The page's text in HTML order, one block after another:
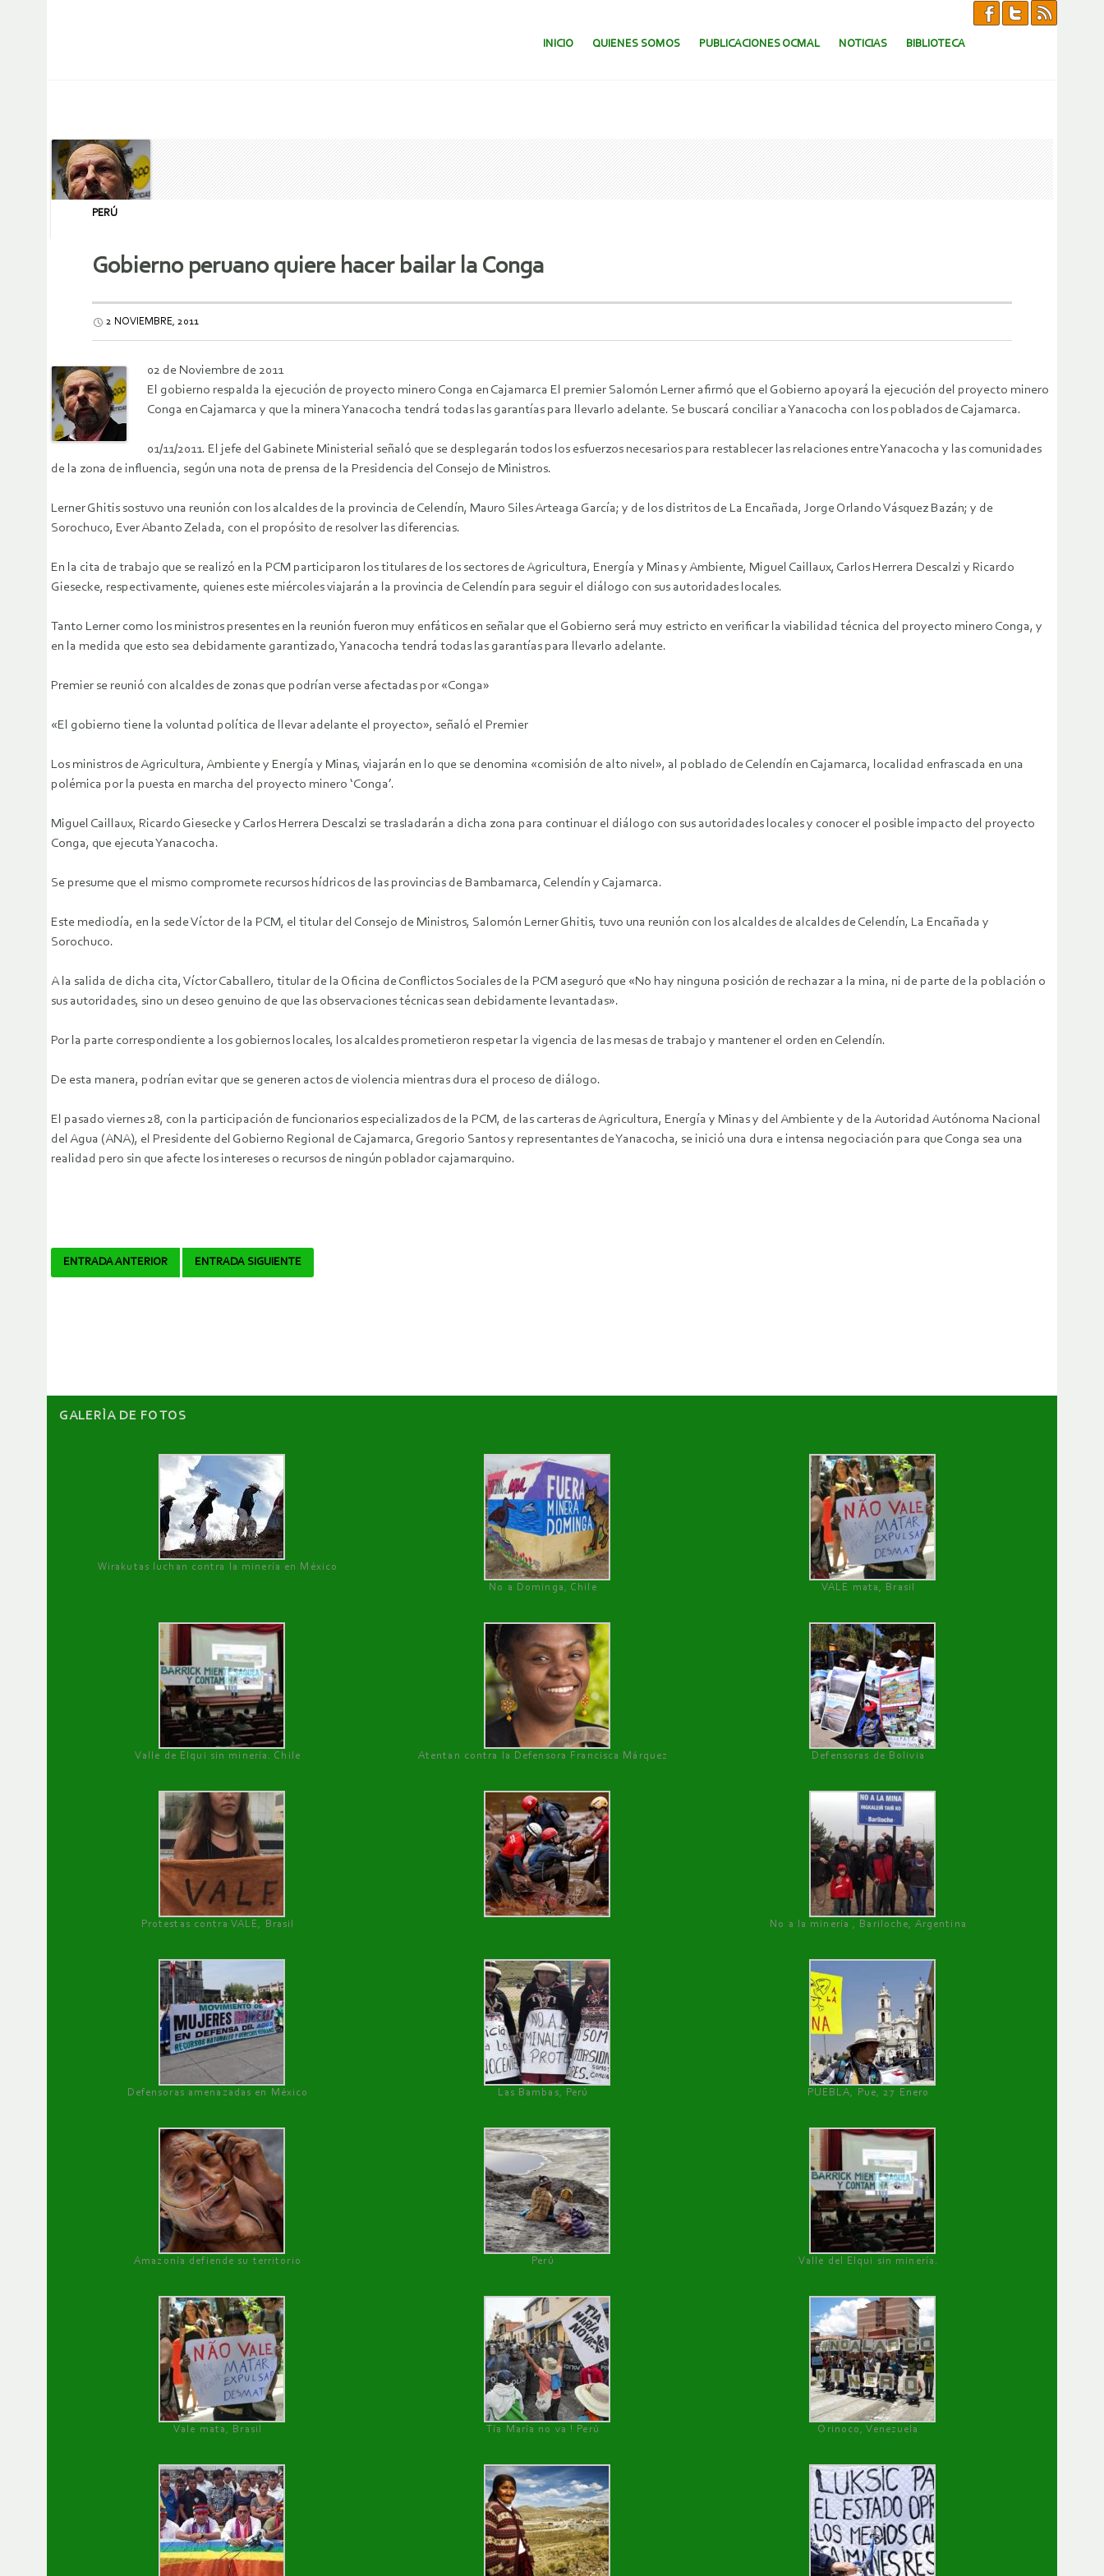
SALTAR AL CONTENIDO.
INICIO QUIENES SOMOS PUBLICACIONES OCMAL NOTICIAS BIBLIOTECA
PERÚ
Gobierno peruano quiere hacer bailar la Conga
2 NOVIEMBRE, 2011
02 de Noviembre de 2011
El gobierno respalda la ejecución de proyecto minero Conga en Cajamarca El premier Salomón Lerner afirmó que el Gobierno apoyará la ejecución del proyecto minero
Conga en Cajamarca y que la minera Yanacocha tendrá todas las garantías para llevarlo adelante. Se buscará conciliar a Yanacocha con los poblados de Cajamarca.
01/11/2011. El jefe del Gabinete Ministerial señaló que se desplegarán todos los esfuerzos necesarios para restablecer las relaciones entre Yanacocha y las comunidades
de la zona de influencia, según una nota de prensa de la Presidencia del Consejo de Ministros.
Lerner Ghitis sostuvo una reunión con los alcaldes de la provincia de Celendín, Mauro Siles Arteaga García; y de los distritos de La Encañada, Jorge Orlando Vásquez Bazán; y de
Sorochuco, Ever Abanto Zelada, con el propósito de resolver las diferencias.
En la cita de trabajo que se realizó en la PCM participaron los titulares de los sectores de Agricultura, Energía y Minas y Ambiente, Miguel Caillaux, Carlos Herrera Descalzi y Ricardo
Giesecke, respectivamente, quienes este miércoles viajarán a la provincia de Celendín para seguir el diálogo con sus autoridades locales.
Tanto Lerner como los ministros presentes en la reunión fueron muy enfáticos en señalar que el Gobierno será muy estricto en verificar la viabilidad técnica del proyecto minero Conga, y
en la medida que esto sea debidamente garantizado, Yanacocha tendrá todas las garantías para llevarlo adelante.
Premier se reunió con alcaldes de zonas que podrían verse afectadas por «Conga»
«El gobierno tiene la voluntad política de llevar adelante el proyecto», señaló el Premier
Los ministros de Agricultura, Ambiente y Energía y Minas, viajarán en lo que se denomina «comisión de alto nivel», al poblado de Celendín en Cajamarca, localidad enfrascada en una
polémica por la puesta en marcha del proyecto minero ‘Conga’.
Miguel Caillaux, Ricardo Giesecke y Carlos Herrera Descalzi se trasladarán a dicha zona para continuar el diálogo con sus autoridades locales y conocer el posible impacto del proyecto
Conga, que ejecuta Yanacocha.
Se presume que el mismo compromete recursos hídricos de las provincias de Bambamarca, Celendín y Cajamarca.
Este mediodía, en la sede Víctor de la PCM, el titular del Consejo de Ministros, Salomón Lerner Ghitis, tuvo una reunión con los alcaldes de alcaldes de Celendín, La Encañada y
Sorochuco.
A la salida de dicha cita, Víctor Caballero, titular de la Oficina de Conflictos Sociales de la PCM aseguró que «No hay ninguna posición de rechazar a la mina, ni de parte de la población o
sus autoridades, sino un deseo genuino de que las observaciones técnicas sean debidamente levantadas».
Por la parte correspondiente a los gobiernos locales, los alcaldes prometieron respetar la vigencia de las mesas de trabajo y mantener el orden en Celendín.
De esta manera, podrían evitar que se generen actos de violencia mientras dura el proceso de diálogo.
El pasado viernes 28, con la participación de funcionarios especializados de la PCM, de las carteras de Agricultura, Energía y Minas y del Ambiente y de la Autoridad Autónoma Nacional
del Agua (ANA), el Presidente del Gobierno Regional de Cajamarca, Gregorio Santos y representantes de Yanacocha, se inició una dura e intensa negociación para que Conga sea una
realidad pero sin que afecte los intereses o recursos de ningún poblador cajamarquino.
Navegador
ENTRADA ANTERIOR ENTRADA SIGUIENTE
GALERÌA DE FOTOS
Wirakutas luchan contra la minería en México
No a Dominga, Chile
VALE mata, Brasil
Valle de Elqui sin minería. Chile Atentan contra la Defensora Francisca Márquez Defensoras de Bolivia
Protestas contra VALE, Brasil No a la minería , Bariloche, Argentina
Defensoras amenazadas en México Las Bambas, Perú PUEBLA, Pue, 27 Enero
Amazonía defiende su territorio Perú Valle del Elqui sin minería.
Vale mata, Brasil Tía María no va ! Perú Orinoco, Venezuela